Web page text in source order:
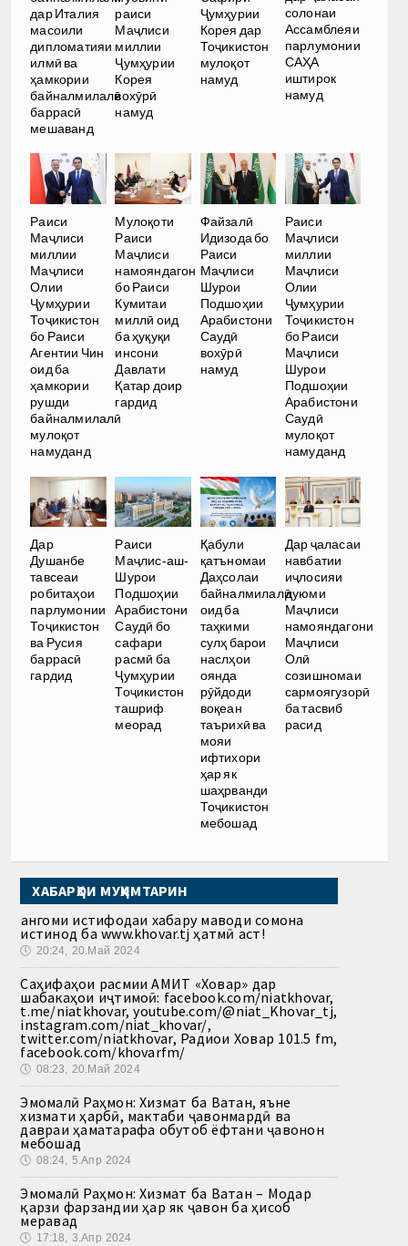
дар Италия
масоили
дипломатияи
илмӣ ва
ҳамкории
байналмилалӣ
баррасӣ
мешаванд
раиси
Маҷлиси
миллии
Ҷумҳурии
Корея
вохӯрӣ
намуд
Ҷумҳурии
Корея дар
Тоҷикистон
мулоқот
намуд
солонаи
Ассамблеяи
парлумонии
САҲА
иштирок
намуд
Раиси
Маҷлиси
миллии
Маҷлиси
Олии
Ҷумҳурии
Тоҷикистон
бо Раиси
Агентии Чин
оид ба
ҳамкории
рушди
байналмилалӣ
мулоқот
намуданд
Мулоқоти
Раиси
Маҷлиси
намояндагон
бо Раиси
Кумитаи
миллӣ оид
ба ҳуқуқи
инсони
Давлати
Қатар доир
гардид
Файзалӣ
Идизода бо
Раиси
Маҷлиси
Шурои
Подшоҳии
Арабистони
Саудӣ
вохӯрӣ
намуд
Раиси
Маҷлиси
миллии
Маҷлиси
Олии
Ҷумҳурии
Тоҷикистон
бо Раиси
Маҷлиси
Шурои
Подшоҳии
Арабистони
Саудӣ
мулоқот
намуданд
Дар
Душанбе
тавсеаи
робитаҳои
парлумонии
Тоҷикистон
ва Русия
баррасӣ
гардид
Раиси
Маҷлис-аш-
Шурои
Подшоҳии
Арабистони
Саудӣ бо
сафари
расмӣ ба
Ҷумҳурии
Тоҷикистон
ташриф
меорад
Қабули
қатъномаи
Даҳсолаи
байналмилалӣ
оид ба
таҳкими
сулҳ барои
наслҳои
оянда
рӯйдоди
воқеан
таърихӣ ва
мояи
ифтихори
ҳар як
шаҳрванди
Тоҷикистон
мебошад
Дар ҷаласаи
навбатии
иҷлосияи
дуюми
Маҷлиси
намояндагони
Маҷлиси
Олӣ
созишномаи
сармоягузорӣ
ба тасвиб
расид
ХАБАРҲОИ МУҲИМТАРИН
Ҳангоми истифодаи хабару маводи сомона
истинод ба www.khovar.tj ҳатмӣ аст!
🕔 20:24, 20.Май 2024
Саҳифаҳои расмии АМИТ «Ховар» дар
шабакаҳои иҷтимоӣ: facebook.com/niatkhovar,
t.me/niatkhovar, youtube.com/@niat_Khovar_tj,
instagram.com/niat_khovar/,
twitter.com/niatkhovar, Радиои Ховар 101.5 fm,
facebook.com/khovarfm/
🕔 08:23, 20.Май 2024
Эмомалӣ Раҳмон: Хизмат ба Ватан, яъне
хизмати ҳарбӣ, мактаби ҷавонмардӣ ва
давраи ҳаматарафа обутоб ёфтани ҷавонон
мебошад
🕔 08:24, 5.Апр 2024
Эмомалӣ Раҳмон: Хизмат ба Ватан – Модар
қарзи фарзандии ҳар як ҷавон ба ҳисоб
меравад
🕔 17:18, 3.Апр 2024